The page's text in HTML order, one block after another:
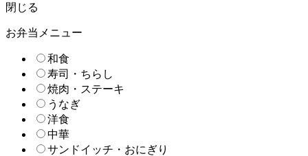
閉じる
お弁当メニュー
和食
寿司・ちらし
焼肉・ステーキ
うなぎ
洋食
中華
サンドイッチ・おにぎり